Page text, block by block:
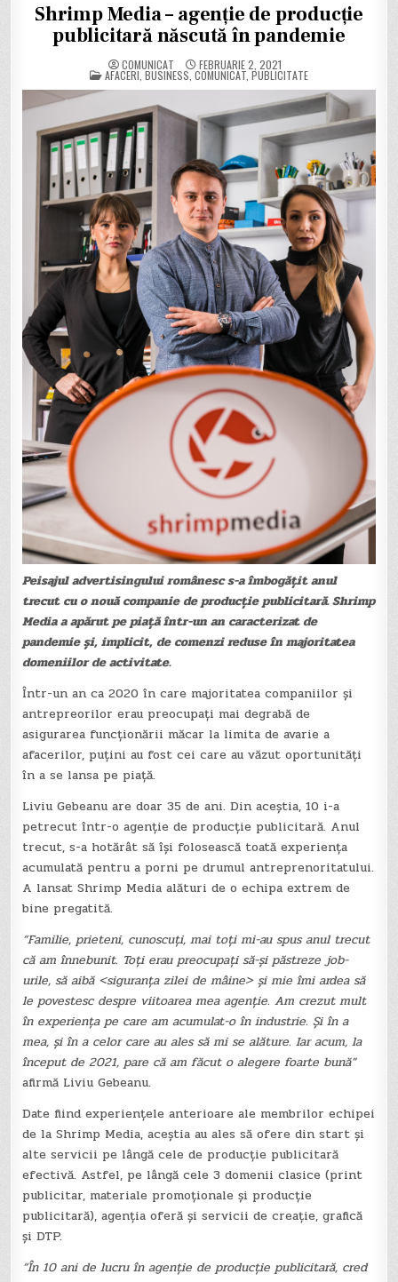
Shrimp Media – agenție de producție
publicitară născută în pandemie
COMUNICAT FEBRUARIE 2, 2021
POSTED
IN
AFACERI BUSINESS COMUNICAT PUBLICITATE
Peisajul advertisingului românesc s-a îmbogățit anul
trecut cu o nouă companie de producție publicitară. Shrimp
Media a apărut pe piață într-un an caracterizat de
pandemie și, implicit, de comenzi reduse în majoritatea
domeniilor de activitate.
Într-un an ca 2020 în care majoritatea companiilor și
antrepreorilor erau preocupați mai degrabă de
asigurarea funcționării măcar la limita de avarie a
afacerilor, puțini au fost cei care au văzut oportunități
în a se lansa pe piață.
Liviu Gebeanu are doar 35 de ani. Din aceștia, 10 i-a
petrecut într-o agenție de producție publicitară. Anul
trecut, s-a hotărât să își folosească toată experiența
acumulată pentru a porni pe drumul antreprenoritatului.
A lansat Shrimp Media alături de o echipa extrem de
bine pregatită.
“Familie, prieteni, cunoscuți, mai toți mi-au spus anul trecut
că am înnebunit. Toți erau preocupați să-și păstreze job-
urile, să aibă <siguranța zilei de mâine> și mie îmi ardea să
le povestesc despre viitoarea mea agenție. Am crezut mult
în experiența pe care am acumulat-o în industrie. Și în a
mea, și în a celor care au ales să mi se alăture. Iar acum, la
început de 2021, pare că am făcut o alegere foarte bună”
afirmă Liviu Gebeanu.
Date fiind experiențele anterioare ale membrilor echipei
de la Shrimp Media, aceștia au ales să ofere din start și
alte servicii pe lângă cele de producție publicitară
efectivă. Astfel, pe lângă cele 3 domenii clasice (print
publicitar, materiale promoționale și producție
publicitară), agenția oferă și servicii de creație, grafică
și DTP.
“În 10 ani de lucru în agenție de producție publicitară, cred